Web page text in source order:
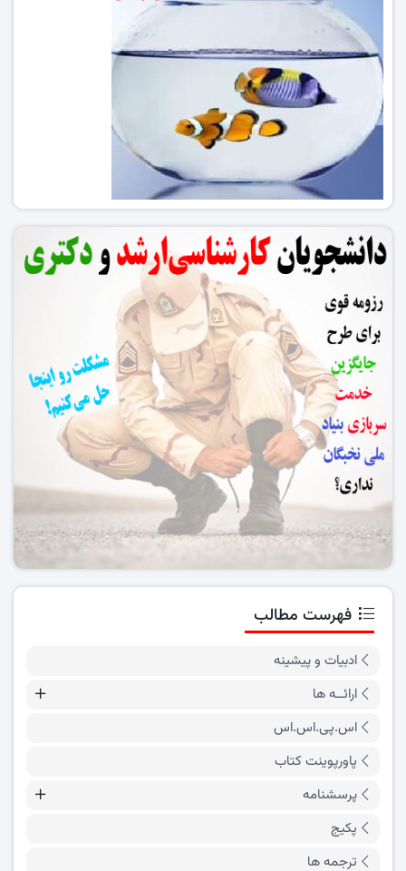
فهرست مطالب
ادبیات و پیشینه
ارائــه ها
اس.پی.اس.اس
پاورپوینت کتاب
پرسشنامه
پکیج
ترجمه ها